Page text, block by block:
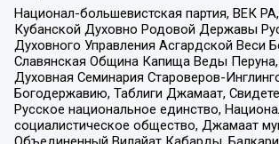
Национал-большевистская партия, ВЕК
Кубанской Духовно Родовой Державы
Духовного Управления Асгардской Веси
Славянская Община Капища Веды
Духовная Семинария Староверов-
Богодержавию, Таблиги Джамаат,
Русское национальное единство,
социалистическое общество, Джамаат